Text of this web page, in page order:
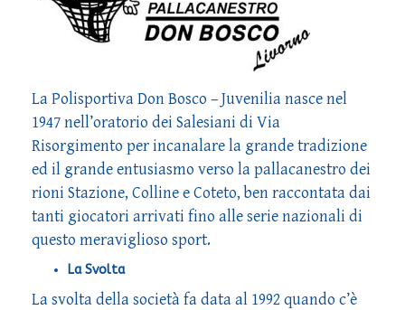
La Polisportiva Don Bosco – Juvenilia nasce nel
1947 nell’oratorio dei Salesiani di Via
Risorgimento per incanalare la grande tradizione
ed il grande entusiasmo verso la pallacanestro dei
rioni Stazione, Colline e Coteto, ben raccontata dai
tanti giocatori arrivati fino alle serie nazionali di
questo meraviglioso sport.
La Svolta
La svolta della società fa data al 1992 quando c’è